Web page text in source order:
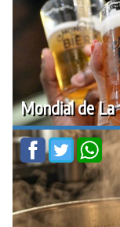
Mondial de La